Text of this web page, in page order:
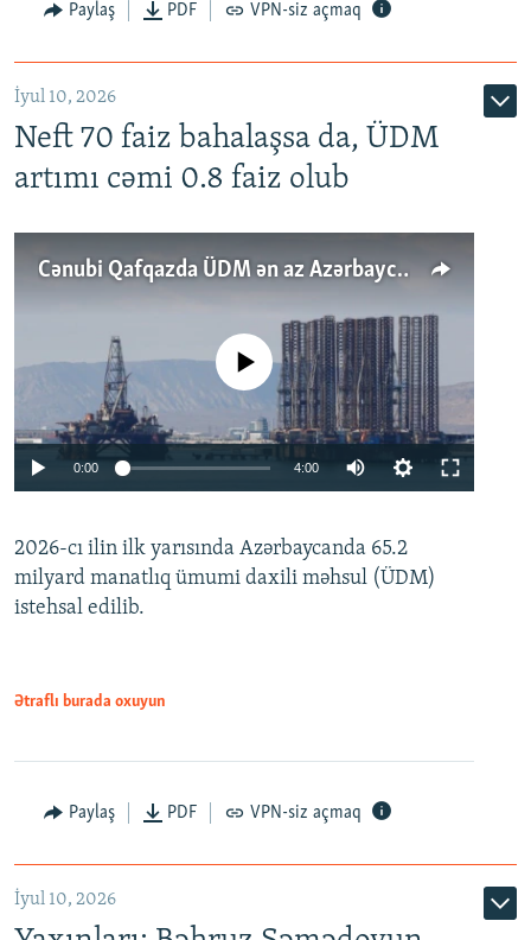
Paylaş PDF VPN-siz açmaq
İyul 10, 2026
Neft 70 faiz bahalaşsa da, ÜDM
artımı cəmi 0.8 faiz olub
Cənubi Qafqazda ÜDM ən az Azərbaycanda artır: Qonşuları niyə Bakını qabaqlaya bilir?
Auto 240p 360p 480p
No media source currently available
0:00 4:00
360p
480p
2026-cı ilin ilk yarısında Azərbaycanda 65.2
milyard manatlıq ümumi daxili məhsul (ÜDM)
istehsal edilib.
Ətraflı burada oxuyun
Paylaş PDF VPN-siz açmaq
İyul 10, 2026